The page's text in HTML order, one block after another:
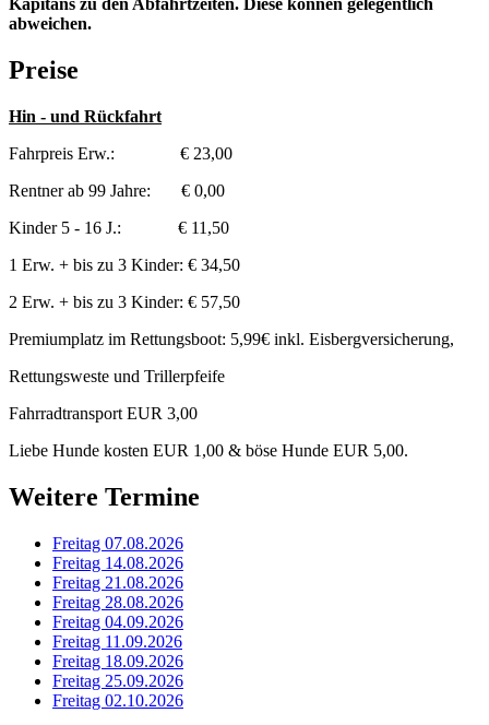
abweichen.
Preise
Hin - und Rückfahrt
Fahrpreis Erw.: € 23,00
Rentner ab 99 Jahre: € 0,00
Kinder 5 - 16 J.: € 11,50
1 Erw. + bis zu 3 Kinder: € 34,50
2 Erw. + bis zu 3 Kinder: € 57,50
Premiumplatz im Rettungsboot: 5,99€ inkl. Eisbergversicherung,
Rettungsweste und Trillerpfeife
Fahrradtransport EUR 3,00
Liebe Hunde kosten EUR 1,00 & böse Hunde EUR 5,00.
Weitere Termine
Freitag 07.08.2026
Freitag 14.08.2026
Freitag 21.08.2026
Freitag 28.08.2026
Freitag 04.09.2026
Freitag 11.09.2026
Freitag 18.09.2026
Freitag 25.09.2026
Freitag 02.10.2026